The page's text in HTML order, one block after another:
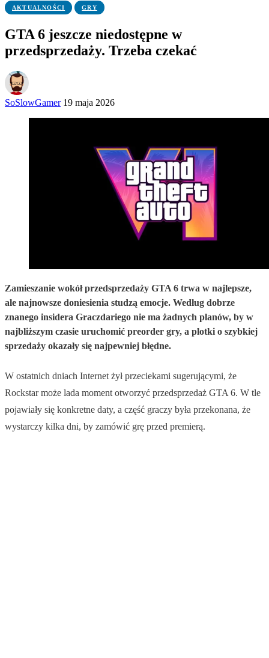
AKTUALNOŚCI GRY
GTA 6 jeszcze niedostępne w
przedsprzedaży. Trzeba czekać
SoSlowGamer 19 maja 2026
Zamieszanie wokół przedsprzedaży GTA 6 trwa w najlepsze,
ale najnowsze doniesienia studzą emocje. Według dobrze
znanego insidera Graczdariego nie ma żadnych planów, by w
najbliższym czasie uruchomić preorder gry, a plotki o szybkiej
sprzedaży okazały się najpewniej błędne.
W ostatnich dniach Internet żył przeciekami sugerującymi, że
Rockstar może lada moment otworzyć przedsprzedaż GTA 6. W tle
pojawiały się konkretne daty, a część graczy była przekonana, że
wystarczy kilka dni, by zamówić grę przed premierą.